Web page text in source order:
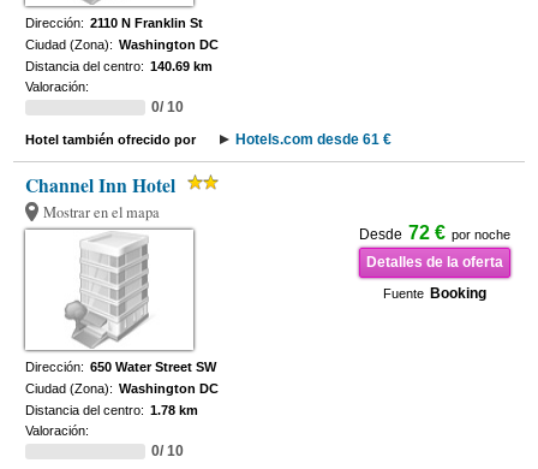
Dirección: 2110 N Franklin St
Ciudad (Zona): Washington DC
Distancia del centro: 140.69 km
Valoración:
0/ 10
Hotel también ofrecido por Hotels.com desde 61 €
Channel Inn Hotel
Mostrar en el mapa
Desde 72 € por noche
Detalles de la oferta
Fuente Booking
Dirección: 650 Water Street SW
Ciudad (Zona): Washington DC
Distancia del centro: 1.78 km
Valoración:
0/ 10